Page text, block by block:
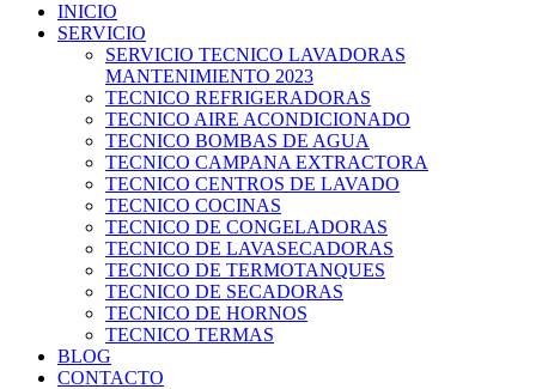
INICIO
SERVICIO
SERVICIO TECNICO LAVADORAS
MANTENIMIENTO 2023
TECNICO REFRIGERADORAS
TECNICO AIRE ACONDICIONADO
TECNICO BOMBAS DE AGUA
TECNICO CAMPANA EXTRACTORA
TECNICO CENTROS DE LAVADO
TECNICO COCINAS
TECNICO DE CONGELADORAS
TECNICO DE LAVASECADORAS
TECNICO DE TERMOTANQUES
TECNICO DE SECADORAS
TECNICO DE HORNOS
TECNICO TERMAS
BLOG
CONTACTO